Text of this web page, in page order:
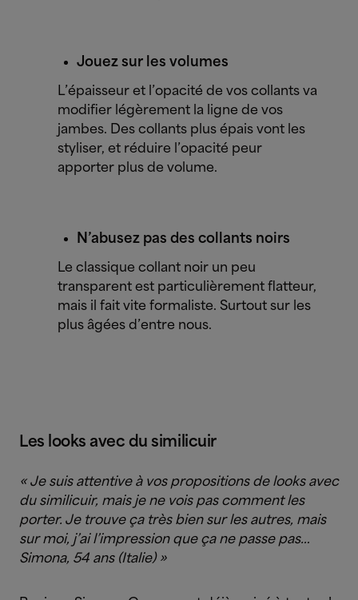
Jouez sur les volumes
L’épaisseur et l’opacité de vos collants va
modifier légèrement la ligne de vos
jambes. Des collants plus épais vont les
styliser, et réduire l’opacité peur
apporter plus de volume.
N’abusez pas des collants noirs
Le classique collant noir un peu
transparent est particulièrement flatteur,
mais il fait vite formaliste. Surtout sur les
plus âgées d’entre nous.
Les looks avec du similicuir
« Je suis attentive à vos propositions de looks avec
du similicuir, mais je ne vois pas comment les
porter. Je trouve ça très bien sur les autres, mais
sur moi, j’ai l’impression que ça ne passe pas…
Simona, 54 ans (Italie) »